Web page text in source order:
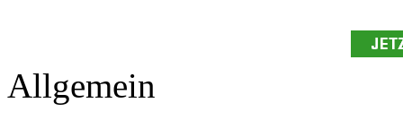
Allgemein